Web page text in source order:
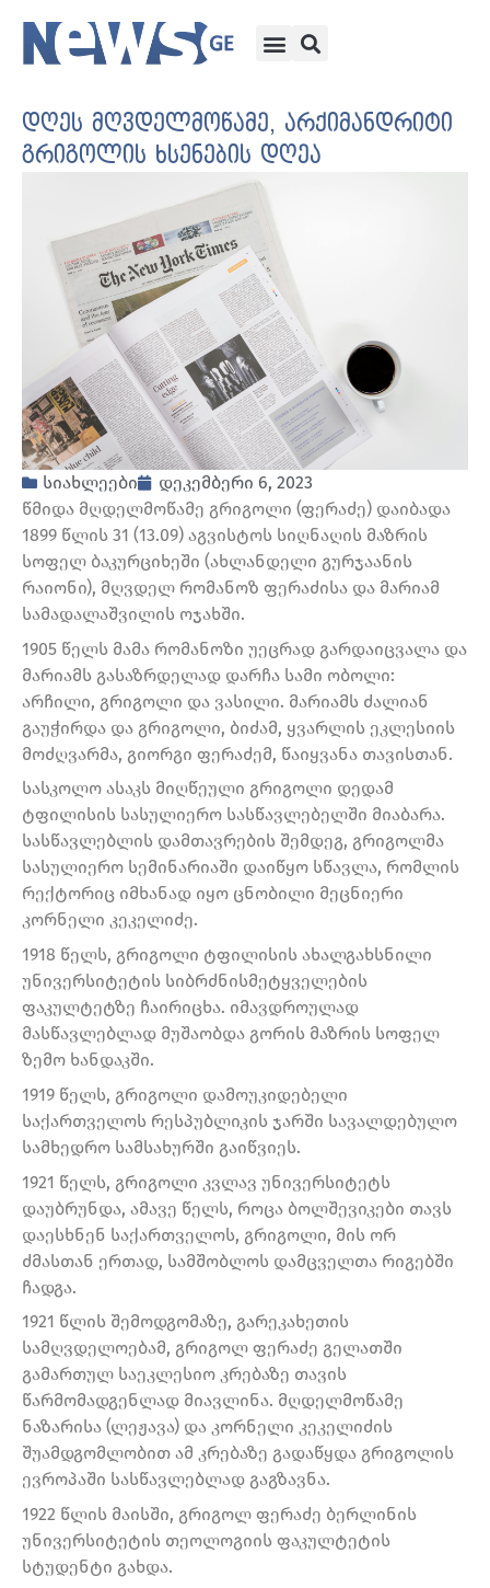
დღეს მღვდელმოწამე, არქიმანდრიტი
გრიგოლის ხსენების დღეა
სიახლეები
დეკემბერი 6, 2023
წმიდა მღდელმოწამე გრიგოლი (ფერაძე) დაიბადა
1899 წლის 31 (13.09) აგვისტოს სიღნაღის მაზრის
სოფელ ბაკურციხეში (ახლანდელი გურჯაანის
რაიონი), მღვდელ რომანოზ ფერაძისა და მარიამ
სამადალაშვილის ოჯახში.
1905 წელს მამა რომანოზი უეცრად გარდაიცვალა და
მარიამს გასაზრდელად დარჩა სამი ობოლი:
არჩილი, გრიგოლი და ვასილი. მარიამს ძალიან
გაუჭირდა და გრიგოლი, ბიძამ, ყვარლის ეკლესიის
მოძღვარმა, გიორგი ფერაძემ, წაიყვანა თავისთან.
სასკოლო ასაკს მიღწეული გრიგოლი დედამ
ტფილისის სასულიერო სასწავლებელში მიაბარა.
სასწავლებლის დამთავრების შემდეგ, გრიგოლმა
სასულიერო სემინარიაში დაიწყო სწავლა, რომლის
რექტორიც იმხანად იყო ცნობილი მეცნიერი
კორნელი კეკელიძე.
1918 წელს, გრიგოლი ტფილისის ახალგახსნილი
უნივერსიტეტის სიბრძნისმეტყველების
ფაკულტეტზე ჩაირიცხა. იმავდროულად
მასწავლებლად მუშაობდა გორის მაზრის სოფელ
ზემო ხანდაკში.
1919 წელს, გრიგოლი დამოუკიდებელი
საქართველოს რესპუბლიკის ჯარში სავალდებულო
სამხედრო სამსახურში გაიწვიეს.
1921 წელს, გრიგოლი კვლავ უნივერსიტეტს
დაუბრუნდა, ამავე წელს, როცა ბოლშევიკები თავს
დაესხნენ საქართველოს, გრიგოლი, მის ორ
ძმასთან ერთად, სამშობლოს დამცველთა რიგებში
ჩადგა.
1921 წლის შემოდგომაზე, გარეკახეთის
სამღვდელოებამ, გრიგოლ ფერაძე გელათში
გამართულ საეკლესიო კრებაზე თავის
წარმომადგენლად მიავლინა. მღდელმოწამე
ნაზარისა (ლეჟავა) და კორნელი კეკელიძის
შუამდგომლობით ამ კრებაზე გადაწყდა გრიგოლის
ევროპაში სასწავლებლად გაგზავნა.
1922 წლის მაისში, გრიგოლ ფერაძე ბერლინის
უნივერსიტეტის თეოლოგიის ფაკულტეტის
სტუდენტი გახდა.